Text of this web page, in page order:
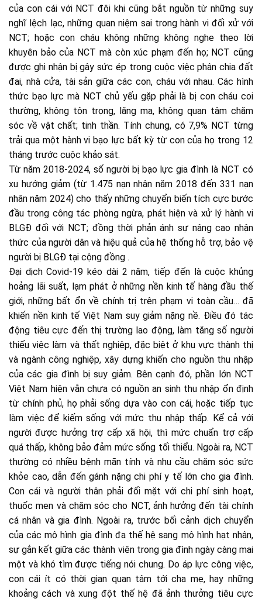
của con cái với NCT đôi khi cũng bắt nguồn từ những suy
nghĩ lệch lạc, những quan niệm sai trong hành vi đối xử với
NCT; hoặc con cháu không những không nghe theo lời
khuyên bảo của NCT mà còn xúc phạm đến họ; NCT cũng
được ghi nhận bị gây sức ép trong cuộc việc phân chia đất
đai, nhà cửa, tài sản giữa các con, cháu với nhau. Các hình
thức bạo lực mà NCT chủ yếu gặp phải là bị con cháu coi
thường, không tôn trọng, lăng mạ, không quan tâm chăm
sóc về vật chất; tinh thần. Tính chung, có 7,9% NCT từng
trải qua một hành vi bạo lực bất kỳ từ con của họ trong 12
tháng trước cuộc khảo sát.
Từ năm 2018-2024, số người bị bạo lực gia đình là NCT có
xu hướng giảm (từ 1.475 nạn nhân năm 2018 đến 331 nạn
nhân năm 2024) cho thấy những chuyển biến tích cực bước
đầu trong công tác phòng ngừa, phát hiện và xử lý hành vi
BLGĐ đối với NCT; đồng thời phản ánh sự nâng cao nhận
thức của người dân và hiệu quả của hệ thống hỗ trợ, bảo vệ
người bị BLGĐ tại cộng đồng .
Đại dịch Covid-19 kéo dài 2 năm, tiếp đến là cuộc khủng
hoảng lãi suất, lạm phát ở những nền kinh tế hàng đầu thế
giới, những bất ổn về chính trị trên phạm vi toàn cầu… đã
khiến nền kinh tế Việt Nam suy giảm nặng nề. Điều đó tác
động tiêu cực đến thị trường lao động, làm tăng số người
thiếu việc làm và thất nghiệp, đặc biệt ở khu vực thành thị
và ngành công nghiệp, xây dựng khiến cho nguồn thu nhập
của các gia đình bị suy giảm. Bên cạnh đó, phần lớn NCT
Việt Nam hiện vẫn chưa có nguồn an sinh thu nhập ổn định
từ chính phủ, họ phải sống dựa vào con cái, hoặc tiếp tục
làm việc để kiếm sống với mức thu nhập thấp. Kể cả với
người được hưởng trợ cấp xã hội, thì mức chuẩn trợ cấp
quá thấp, không bảo đảm mức sống tối thiểu. Ngoài ra, NCT
thường có nhiều bệnh mãn tính và nhu cầu chăm sóc sức
khỏe cao, dẫn đến gánh nặng chi phí y tế lớn cho gia đình.
Con cái và người thân phải đối mặt với chi phí sinh hoạt,
thuốc men và chăm sóc cho NCT, ảnh hưởng đến tài chính
cá nhân và gia đình. Ngoài ra, trước bối cảnh dịch chuyển
của các mô hình gia đình đa thế hệ sang mô hình hạt nhân,
sự gắn kết giữa các thành viên trong gia đình ngày càng mai
một và khó tìm được tiếng nói chung. Do áp lực công việc,
con cái ít có thời gian quan tâm tới cha mẹ, hay những
khoảng cách và xung đột thế hệ đã ảnh thưởng tiêu cực